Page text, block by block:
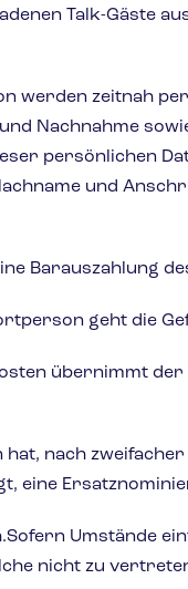
Talk-Gäste
werden zeitnah
Nachnahme
persönlichen
und
Barauszahlung
geht die
übernimmt
hat, nach
eine
Umstände
nicht zu